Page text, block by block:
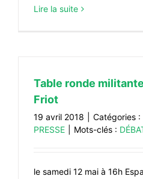
Lire la suite
Table ronde
Friot
19 avril 2018 Catégories :
PRESSE
Mots-clés :
le samedi 12 mai à 16h